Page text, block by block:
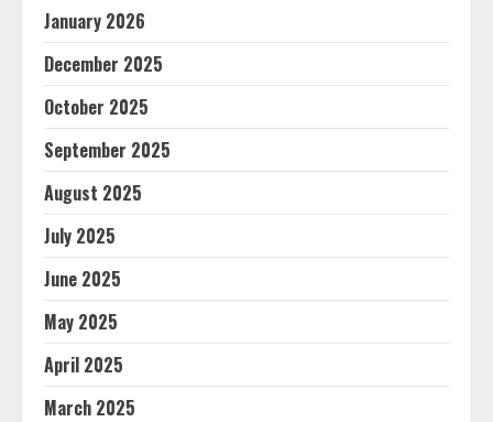
January 2026
December 2025
October 2025
September 2025
August 2025
July 2025
June 2025
May 2025
April 2025
March 2025